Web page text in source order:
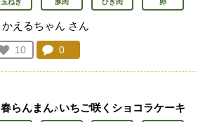
玉ねぎ 豚肉 ひき肉 卵
かえるちゃん さん
お気に入り登録：
10
人が登録
コメント：
0
春らんまん♪いちご咲くショコラケーキ